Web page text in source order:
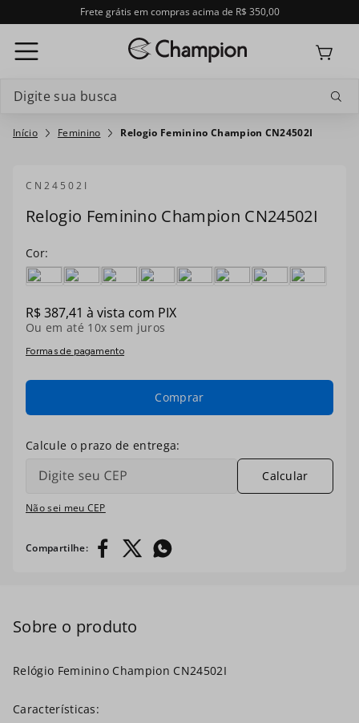
Frete grátis em compras acima de R$ 350,00
Feminino Relogio Feminino Champion CN24502I
CN24502I
Relogio Feminino Champion CN24502I
R$387,41 à vista com PIX
Ou em até 10x sem juros
Formas de pagamento
Comprar
Não sei meu CEP
Calcular
Relógio Feminino Champion CN24502I
Características:
Termos mais buscados
º troca-pulseira
relogio smartwatch
º
º masculino
relogio prata dourado